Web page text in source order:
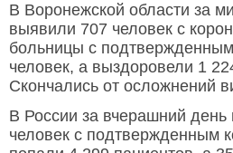
В Воронежской области за
выявили 707 человек с
больницы с
человек, а выздоровели 1
Скончались от осложнений
В России за вчерашний
человек с подтвержденным